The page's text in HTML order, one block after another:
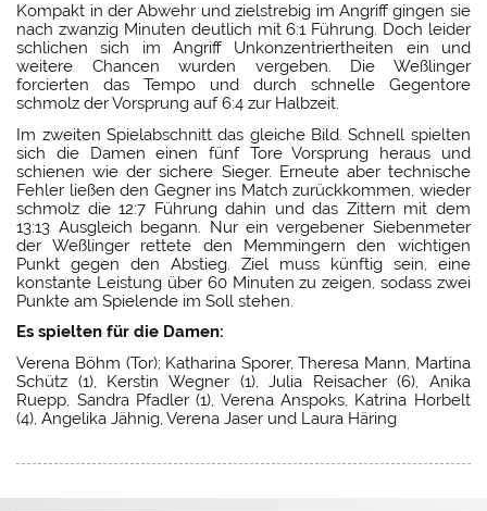
Kompakt in der Abwehr und zielstrebig im Angriff gingen sie
nach zwanzig Minuten deutlich mit 6:1 Führung. Doch leider
schlichen sich im Angriff Unkonzentriertheiten ein und
weitere Chancen wurden vergeben. Die Weßlinger
forcierten das Tempo und durch schnelle Gegentore
schmolz der Vorsprung auf 6:4 zur Halbzeit.
Im zweiten Spielabschnitt das gleiche Bild. Schnell spielten
sich die Damen einen fünf Tore Vorsprung heraus und
schienen wie der sichere Sieger. Erneute aber technische
Fehler ließen den Gegner ins Match zurückkommen, wieder
schmolz die 12:7 Führung dahin und das Zittern mit dem
13:13 Ausgleich begann. Nur ein vergebener Siebenmeter
der Weßlinger rettete den Memmingern den wichtigen
Punkt gegen den Abstieg. Ziel muss künftig sein, eine
konstante Leistung über 60 Minuten zu zeigen, sodass zwei
Punkte am Spielende im Soll stehen.
Es spielten für die Damen:
Verena Böhm (Tor); Katharina Sporer, Theresa Mann, Martina
Schütz (1), Kerstin Wegner (1), Julia Reisacher (6), Anika
Ruepp, Sandra Pfadler (1), Verena Anspoks, Katrina Horbelt
(4), Angelika Jähnig, Verena Jaser und Laura Häring